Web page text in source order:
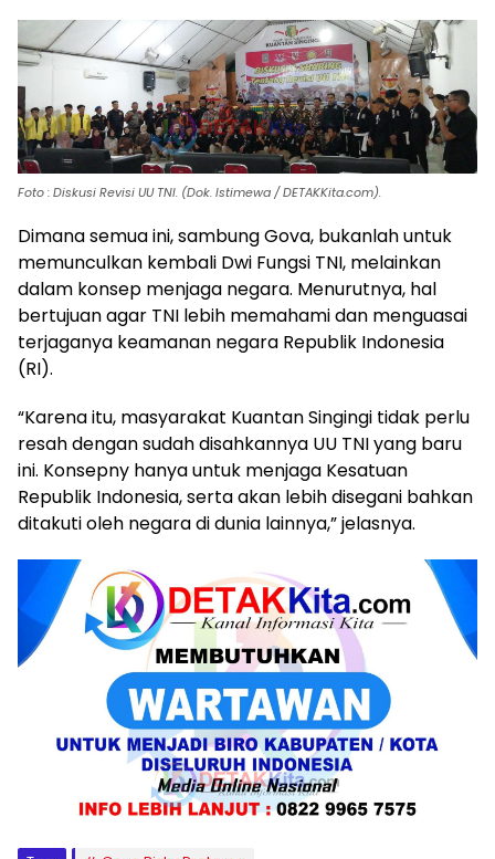
Foto : Diskusi Revisi UU TNI. (Dok. Istimewa / DETAKKita.com).
Dimana semua ini, sambung Gova, bukanlah untuk
memunculkan kembali Dwi Fungsi TNI, melainkan
dalam konsep menjaga negara. Menurutnya, hal
bertujuan agar TNI lebih memahami dan menguasai
terjaganya keamanan negara Republik Indonesia
“Karena itu, masyarakat Kuantan Singingi tidak perlu
resah dengan sudah disahkannya UU TNI yang baru
ini. Konsepny hanya untuk menjaga Kesatuan
Republik Indonesia, serta akan lebih disegani bahkan
ditakuti oleh negara di dunia lainnya,” jelasnya.
Gova Rizky Pratama
Kabupaten Kuantan Singingi
PP Kuansing
TNI
Penulis: Redaksi Editor: Redaksi